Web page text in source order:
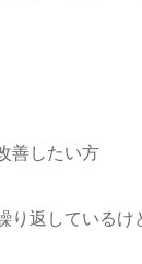
善したい方
り返している